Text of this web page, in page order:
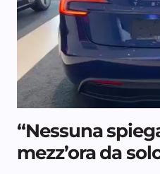
“Nessuna
mezz’ora da